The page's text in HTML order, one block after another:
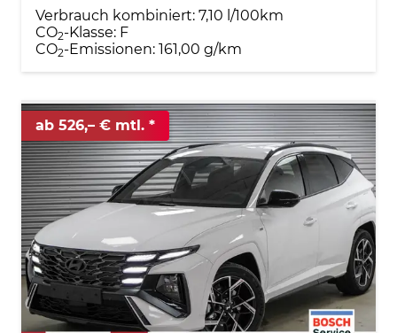
Verbrauch kombiniert: 7,10 l/100km
CO2-Klasse: F
CO2-Emissionen: 161,00 g/km
ab 526,– € mtl.